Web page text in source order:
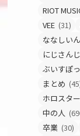
RIOT
VEE (31)
ななしい
にじさん
ぶいすぽっ
まとめ
ホロスタ
中の人
卒業 (30)